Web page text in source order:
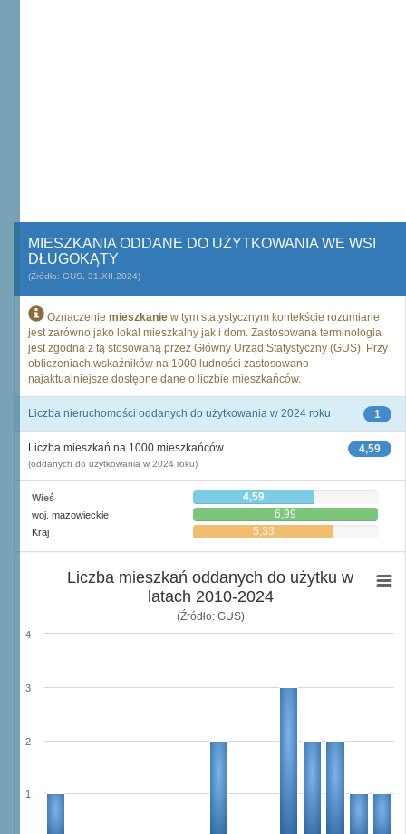
MIESZKANIA ODDANE DO UŻYTKOWANIA WE WSI
DŁUGOKĄTY
(Źródło: GUS, 31.XII.2024)
Oznaczenie mieszkanie w tym statystycznym kontekście rozumiane
jest zarówno jako lokal mieszkalny jak i dom. Zastosowana terminologia
jest zgodna z tą stosowaną przez Główny Urząd Statystyczny (GUS). Przy
obliczeniach wskaźników na 1000 ludności zastosowano
najaktualniejsze dostępne dane o liczbie mieszkańców.
1
Liczba nieruchomości oddanych do użytkowania w 2024 roku
4,59
Liczba mieszkań na 1000 mieszkańców
(oddanych do użytkowania w 2024 roku)
Wieś 4,59
woj. mazowieckie 6,99
Kraj 5,33
Liczba mieszkań oddanych do użytku w
latach 2010-2024
(Źródło: GUS)
1
2
3
4